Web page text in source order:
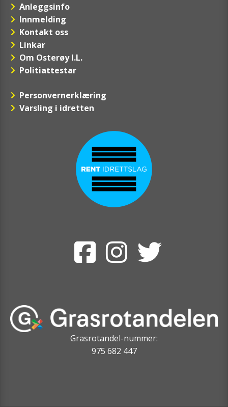
Anleggsinfo
Innmelding
Kontakt oss
Linkar
Om Osterøy I.L.
Politiattestar
Personvernerklæring
Varsling i idretten
Grasrotandel-nummer:
975 682 447